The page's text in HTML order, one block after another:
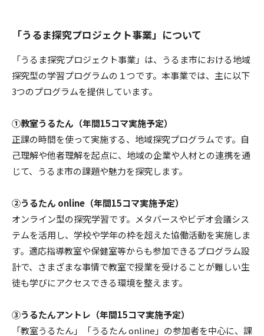
「うるま探究プロジェクト事業」について
「うるま探究プロジェクト事業」は、うるま市における地域
探究型の学習プログラムの１つです。本事業では、主に以下
3つのプログラムを提供しています。
①教室うるたん（年間15コマ実施予定）
正課の時間を使って実施する、地域探究プログラムです。自
己理解や他者理解を起点に、地域の企業や人材との連携を通
じて、うるま市の課題や魅力を探究します。
②うるたん online（年間15コマ実施予定）
オンライン型の探究学習です。メタバースやビデオ会議シス
テムを活用し、学校や学年の枠を超えた協働活動を実施しま
す。適応指導教室や保健室等からも参加できるプログラム設
計で、さまざまな事情で教室で授業を受けることが難しい生
徒も学びにアクセスできる環境を整えます。
③うるたんアントレ（年間15コマ実施予定）
「教室うるたん」「うるたん online」の参加者を中心に、課